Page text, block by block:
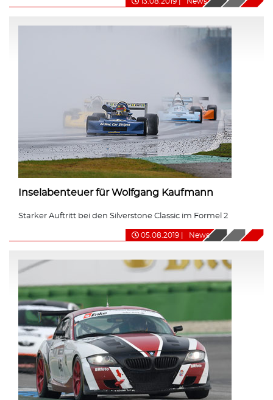
Inselabenteuer für Wolfgang Kaufmann
Starker Auftritt bei den Silverstone Classic im Formel 2
05.08.2019 News